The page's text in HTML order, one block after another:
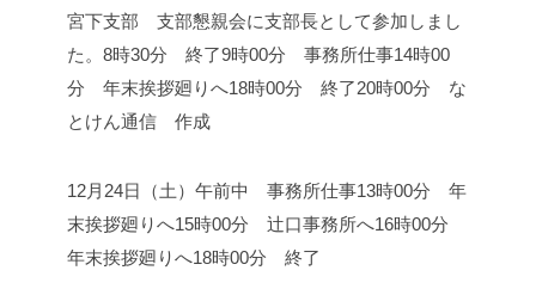
宮下支部 支部懇親会に支部長として参加しまし
た。 8時30分 終了9時00分 事務所仕事14時00
分 年末挨拶廻りへ18時00分 終了20時00分 な
とけん通信 作成
12月24日（土） 午前中 事務所仕事13時00分 年
末挨拶廻りへ15時00分 辻口事務所へ16時00分
年末挨拶廻りへ18時00分 終了